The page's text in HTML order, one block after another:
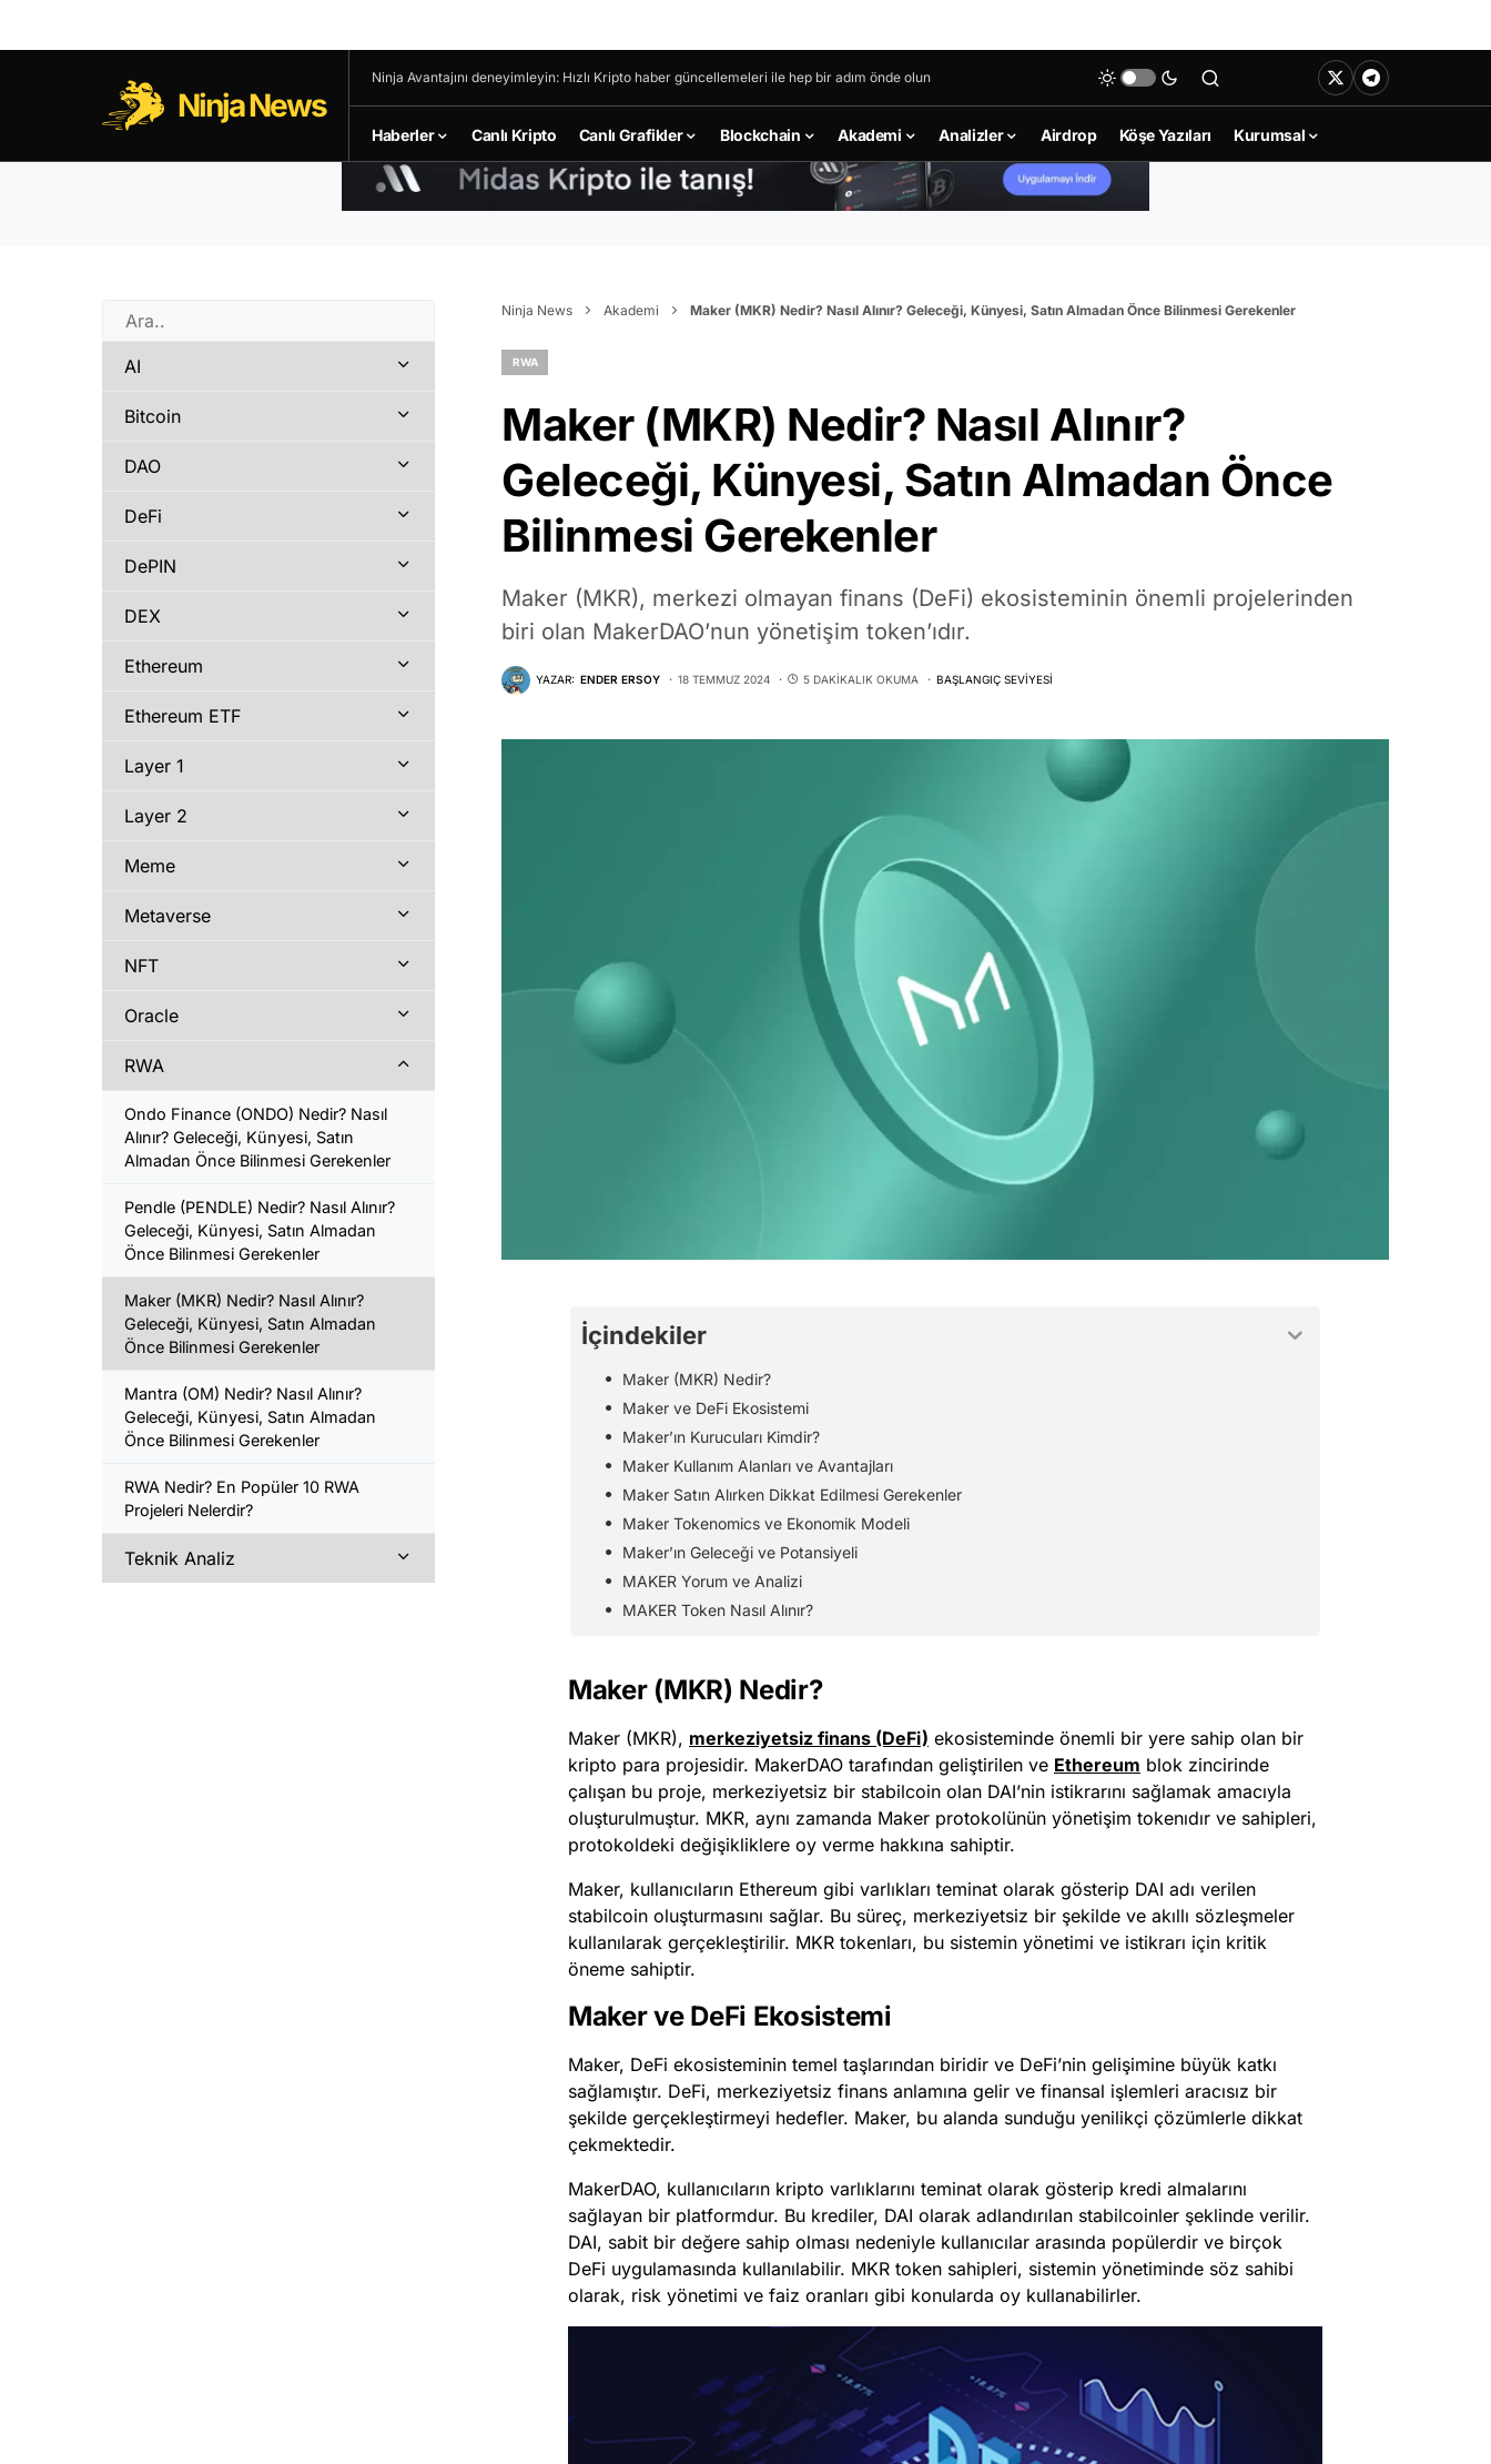
Ninja News
Ninja Avantajını deneyimleyin: Hızlı Kripto haber güncellemeleri ile hep bir adım önde olun
Haberler Canlı Kripto Canlı Grafikler Blockchain Akademi Analizler Airdrop Köşe Yazıları Kurumsal
Ninja News Akademi Maker (MKR) Nedir? Nasıl Alınır? Geleceği, Künyesi, Satın Almadan Önce Bilinmesi Gerekenler
RWA
Maker (MKR) Nedir? Nasıl Alınır?
Geleceği, Künyesi, Satın Almadan Önce
Bilinmesi Gerekenler
Maker (MKR), merkezi olmayan finans (DeFi) ekosisteminin önemli projelerinden
biri olan MakerDAO’nun yönetişim token’ıdır.
YAZAR: ENDER ERSOY 18 TEMMUZ 2024 5 DAKIKALIK OKUMA BAŞLANGIÇ SEVIYESI
İçindekiler
Maker (MKR) Nedir?
Maker ve DeFi Ekosistemi
Maker’ın Kurucuları Kimdir?
Maker Kullanım Alanları ve Avantajları
Maker Satın Alırken Dikkat Edilmesi Gerekenler
Maker Tokenomics ve Ekonomik Modeli
Maker’ın Geleceği ve Potansiyeli
MAKER Yorum ve Analizi
MAKER Token Nasıl Alınır?
Maker (MKR) Nedir?
Maker (MKR), merkeziyetsiz finans (DeFi) ekosisteminde önemli bir yere sahip olan bir
kripto para projesidir. MakerDAO tarafından geliştirilen ve Ethereum blok zincirinde
çalışan bu proje, merkeziyetsiz bir stabilcoin olan DAI’nin istikrarını sağlamak amacıyla
oluşturulmuştur. MKR, aynı zamanda Maker protokolünün yönetişim tokenıdır ve sahipleri,
protokoldeki değişikliklere oy verme hakkına sahiptir.
Maker, kullanıcıların Ethereum gibi varlıkları teminat olarak gösterip DAI adı verilen
stabilcoin oluşturmasını sağlar. Bu süreç, merkeziyetsiz bir şekilde ve akıllı sözleşmeler
kullanılarak gerçekleştirilir. MKR tokenları, bu sistemin yönetimi ve istikrarı için kritik
öneme sahiptir.
Maker ve DeFi Ekosistemi
Maker, DeFi ekosisteminin temel taşlarından biridir ve DeFi’nin gelişimine büyük katkı
sağlamıştır. DeFi, merkeziyetsiz finans anlamına gelir ve finansal işlemleri aracısız bir
şekilde gerçekleştirmeyi hedefler. Maker, bu alanda sunduğu yenilikçi çözümlerle dikkat
çekmektedir.
MakerDAO, kullanıcıların kripto varlıklarını teminat olarak gösterip kredi almalarını
sağlayan bir platformdur. Bu krediler, DAI olarak adlandırılan stabilcoinler şeklinde verilir.
DAI, sabit bir değere sahip olması nedeniyle kullanıcılar arasında popülerdir ve birçok
DeFi uygulamasında kullanılabilir. MKR token sahipleri, sistemin yönetiminde söz sahibi
olarak, risk yönetimi ve faiz oranları gibi konularda oy kullanabilirler.
AI
Bitcoin
DAO
DeFi
DePIN
DEX
Ethereum
Ethereum ETF
Layer 1
Layer 2
Meme
Metaverse
NFT
Oracle
RWA
Ondo Finance (ONDO) Nedir? Nasıl
Alınır? Geleceği, Künyesi, Satın
Almadan Önce Bilinmesi Gerekenler
Pendle (PENDLE) Nedir? Nasıl Alınır?
Geleceği, Künyesi, Satın Almadan
Önce Bilinmesi Gerekenler
Maker (MKR) Nedir? Nasıl Alınır?
Geleceği, Künyesi, Satın Almadan
Önce Bilinmesi Gerekenler
Mantra (OM) Nedir? Nasıl Alınır?
Geleceği, Künyesi, Satın Almadan
Önce Bilinmesi Gerekenler
RWA Nedir? En Popüler 10 RWA
Projeleri Nelerdir?
Teknik Analiz